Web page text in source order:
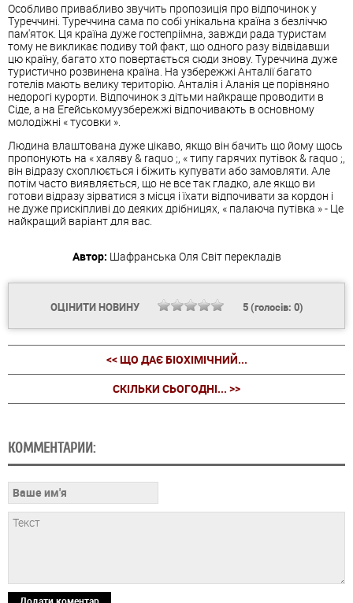
Особливо привабливо звучить пропозиція про відпочинок у
Туреччині. Туреччина сама по собі унікальна країна з безліччю
пам'яток. Ця країна дуже гостепріімна, завжди рада туристам
тому не викликає подиву той факт, що одного разу відвідавши
цю країну, багато хто повертається сюди знову. Туреччина дуже
туристично розвинена країна. На узбережжі Анталії багато
готелів мають велику територію. Анталія і Аланія це порівняно
недорогі курорти. Відпочинок з дітьми найкраще проводити в
Сіде, а на Егейськомуузбережжі відпочивають в основному
молодіжні « тусовки ».
Людина влаштована дуже цікаво, якщо він бачить що йому щось
пропонують на « халяву & raquo ;, « типу гарячих путівок & raquo ;,
він відразу схоплюється і біжить купувати або замовляти. Але
потім часто виявляється, що не все так гладко, але якщо ви
готови відразу зірватися з місця і їхати відпочивати за кордон і
не дуже прискіпливі до деяких дрібницях, « палаюча путівка » - Це
найкращий варіант для вас.
Автор: Шафранська Оля Світ перекладів
ОЦІНИТИ НОВИНУ 5(голосів: 0)
<< ЩО ДАЄ БІОХІМІЧНИЙ...
СКІЛЬКИ СЬОГОДНІ... >>
КОММЕНТАРИИ: